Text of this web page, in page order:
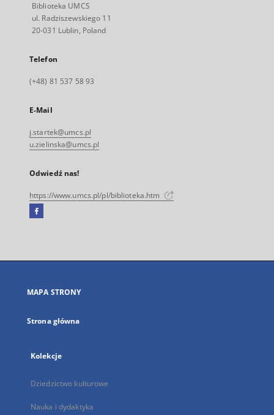
Biblioteka UMCS
ul. Radziszewskiego 11
20-031 Lublin, Poland
Telefon
(+48) 81 537 58 93
E-Mail
j.startek@umcs.pl
u.zielinska@umcs.pl
Odwiedź nas!
https://www.umcs.pl/pl/biblioteka.htm
Facebook
się
karcie
MAPA STRONY
Strona główna
Kolekcje
Dziedzictwo kulturowe
Nauka i dydaktyka